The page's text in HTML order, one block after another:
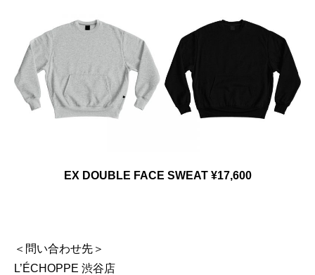
EX DOUBLE FACE SWEAT ¥17,600
＜問い合わせ先＞
L’ÉCHOPPE 渋谷店